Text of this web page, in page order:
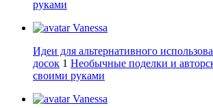
руками
Vanessa
Идеи для альтернативного
досок 1 Необычные поделки и
своими руками
Vanessa